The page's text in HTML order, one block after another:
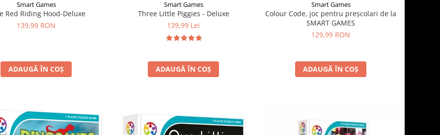
Smart Games
Red Riding Hood-Deluxe
139,99 RON
ADAUGĂ ÎN COȘ
Smart Games
Three Little Piggies - Deluxe
139,99 Lei
ADAUGĂ ÎN COȘ
Smart Games
Colour Code, joc pentru preșcolari de la
SMART GAMES
129,99 RON
ADAUGĂ ÎN COȘ